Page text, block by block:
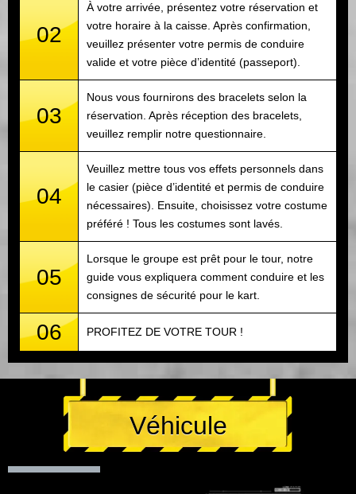
02
À votre arrivée, présentez votre réservation et
votre horaire à la caisse. Après confirmation,
veuillez présenter votre permis de conduire
valide et votre pièce d’identité (passeport).
03
Nous vous fournirons des bracelets selon la
réservation. Après réception des bracelets,
veuillez remplir notre questionnaire.
04
Veuillez mettre tous vos effets personnels dans
le casier (pièce d’identité et permis de conduire
nécessaires). Ensuite, choisissez votre costume
préféré ! Tous les costumes sont lavés.
05
Lorsque le groupe est prêt pour le tour, notre
guide vous expliquera comment conduire et les
consignes de sécurité pour le kart.
06 PROFITEZ DE VOTRE TOUR !
Véhicule